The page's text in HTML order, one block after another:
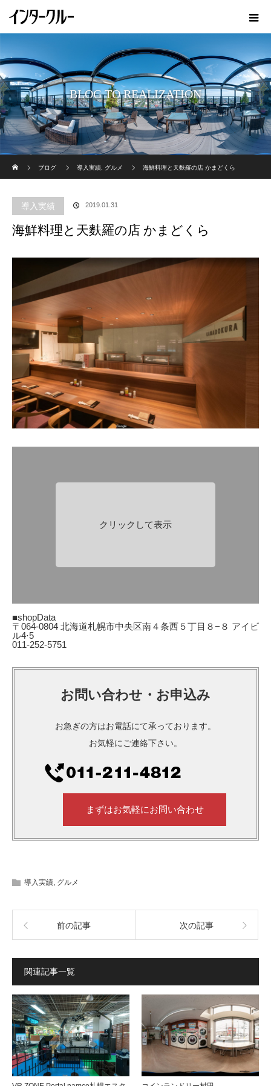
BLOG TO REALIZATION
ブログ
導入実績 グルメ 海鮮料理と天麩羅の店 かまどくら
導入実績 2019.01.31
海鮮料理と天麩羅の店 かまどくら
クリックして表示
■shopData
〒064-0804 北海道札幌市中央区南４条西５丁目８−８ アイビ
ル4⋅5
011-252-5751
お問い合わせ・お申込み
お急ぎの方はお電話にて承っております。
お気軽にご連絡下さい。
まずはお気軽にお問い合わせ
導入実績, グルメ
前の記事 次の記事
関連記事一覧